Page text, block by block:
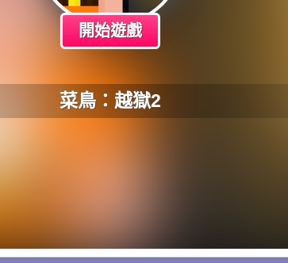
開始遊戲
菜鳥：越獄2